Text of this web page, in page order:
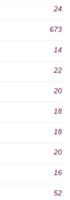
24
673
14
22
20
18
18
20
16
52